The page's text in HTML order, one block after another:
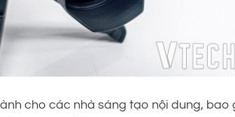
cho các nhà sáng tạo nội dung, bao